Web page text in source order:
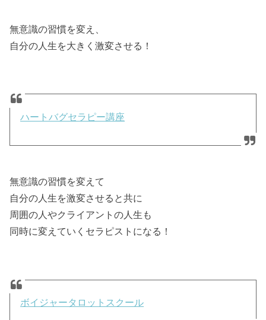
無意識の習慣を変え、
自分の人生を大きく激変させる！
ハートバグセラピー講座
無意識の習慣を変えて
自分の人生を激変させると共に
周囲の人やクライアントの人生も
同時に変えていくセラピストになる！
ボイジャータロットスクール